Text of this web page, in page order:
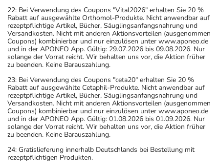
22: Bei Verwendung des Coupons "Vital2026" erhalten Sie 20 %
Rabatt auf ausgewählte Orthomol-Produkte. Nicht anwendbar auf
rezeptpflichtige Artikel, Bücher, Säuglingsanfangsnahrung und
Versandkosten. Nicht mit anderen Aktionsvorteilen (ausgenommen
Coupons) kombinierbar und nur einzulösen unter www.aponeo.de
und in der APONEO App. Gültig: 29.07.2026 bis 09.08.2026. Nur
solange der Vorrat reicht. Wir behalten uns vor, die Aktion früher
zu beenden. Keine Barauszahlung.
23: Bei Verwendung des Coupons "ceta20" erhalten Sie 20 %
Rabatt auf ausgewählte Cetaphil-Produkte. Nicht anwendbar auf
rezeptpflichtige Artikel, Bücher, Säuglingsanfangsnahrung und
Versandkosten. Nicht mit anderen Aktionsvorteilen (ausgenommen
Coupons) kombinierbar und nur einzulösen unter www.aponeo.de
und in der APONEO App. Gültig: 01.08.2026 bis 01.09.2026. Nur
solange der Vorrat reicht. Wir behalten uns vor, die Aktion früher
zu beenden. Keine Barauszahlung.
24: Gratislieferung innerhalb Deutschlands bei Bestellung mit
rezeptpflichtigen Produkten.